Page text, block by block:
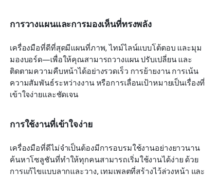
การวางแผนและการมองเห็นที่ทรงพลัง
เครื่องมือที่ดีที่สุดมีแผนที่ภาพ, ไทม์ไลน์แบบโต้ตอบ และมุม
มองบอร์ด—เพื่อให้คุณสามารถวางแผน ปรับเปลี่ยน และ
ติดตามความคืบหน้าได้อย่างรวดเร็ว การย้ายงาน การเน้น
ความสัมพันธ์ระหว่างงาน หรือการเลื่อนเป้าหมายเป็นเรื่องที่
เข้าใจง่ายและชัดเจน
การใช้งานที่เข้าใจง่าย
เครื่องมือที่ดีไม่จำเป็นต้องมีการอบรมใช้งานอย่างยาวนาน
ค้นหาโซลูชันที่ทำให้ทุกคนสามารถเริ่มใช้งานได้ง่าย ด้วย
การแก้ไขแบบลากและวาง, เทมเพลตที่สร้างไว้ล่วงหน้า และ